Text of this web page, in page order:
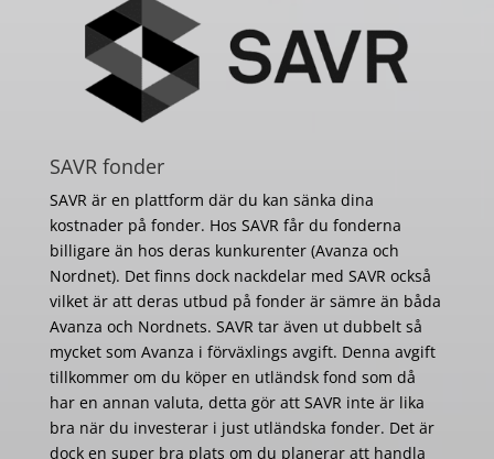
SAVR fonder
SAVR är en plattform där du kan sänka dina
kostnader på fonder. Hos SAVR får du fonderna
billigare än hos deras kunkurenter (Avanza och
Nordnet). Det finns dock nackdelar med SAVR också
vilket är att deras utbud på fonder är sämre än båda
Avanza och Nordnets. SAVR tar även ut dubbelt så
mycket som Avanza i förväxlings avgift. Denna avgift
tillkommer om du köper en utländsk fond som då
har en annan valuta, detta gör att SAVR inte är lika
bra när du investerar i just utländska fonder. Det är
dock en super bra plats om du planerar att handla